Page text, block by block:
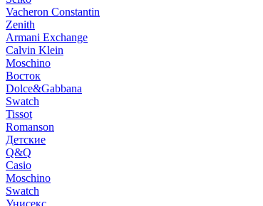
Vacheron Constantin
Zenith
Armani Exchange
Calvin Klein
Moschino
Восток
Dolce&Gabbana
Swatch
Tissot
Romanson
Детские
Q&Q
Casio
Moschino
Swatch
Унисекс